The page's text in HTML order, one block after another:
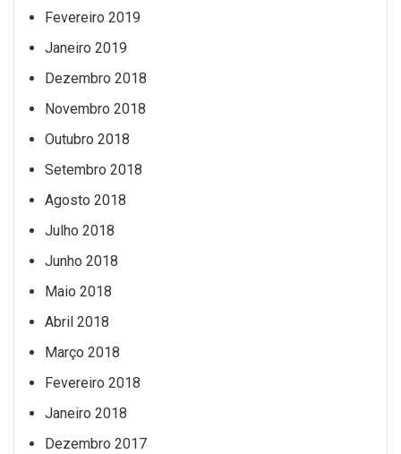
Fevereiro 2019
Janeiro 2019
Dezembro 2018
Novembro 2018
Outubro 2018
Setembro 2018
Agosto 2018
Julho 2018
Junho 2018
Maio 2018
Abril 2018
Março 2018
Fevereiro 2018
Janeiro 2018
Dezembro 2017